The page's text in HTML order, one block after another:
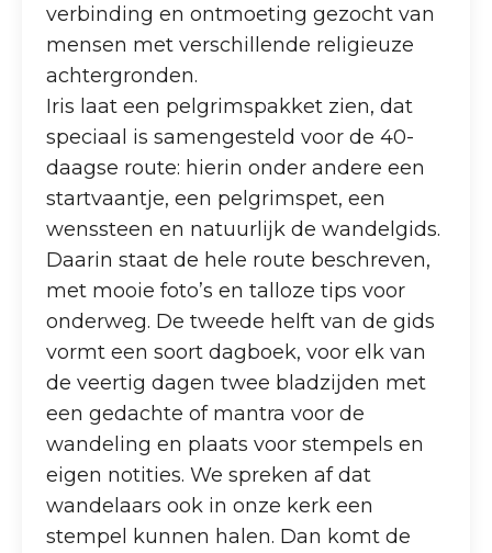
verbinding en ontmoeting gezocht van
mensen met verschillende religieuze
achtergronden.
Iris laat een pelgrimspakket zien, dat
speciaal is samengesteld voor de 40-
daagse route: hierin onder andere een
startvaantje, een pelgrimspet, een
wenssteen en natuurlijk de wandelgids.
Daarin staat de hele route beschreven,
met mooie foto’s en talloze tips voor
onderweg. De tweede helft van de gids
vormt een soort dagboek, voor elk van
de veertig dagen twee bladzijden met
een gedachte of mantra voor de
wandeling en plaats voor stempels en
eigen notities. We spreken af dat
wandelaars ook in onze kerk een
stempel kunnen halen. Dan komt de